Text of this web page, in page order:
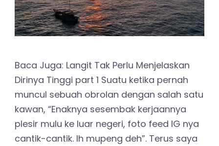
Baca Juga: Langit Tak Perlu Menjelaskan
Dirinya Tinggi part 1 Suatu ketika pernah
muncul sebuah obrolan dengan salah satu
kawan, “Enaknya sesembak kerjaannya
plesir mulu ke luar negeri, foto feed IG nya
cantik-cantik. Ih mupeng deh”. Terus saya